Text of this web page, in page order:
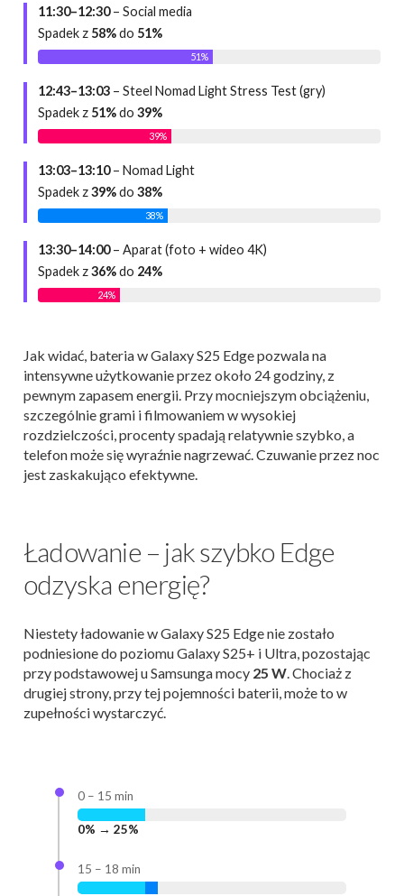
11:30–12:30– Social media
Spadek z 58%do 51%
51%
12:43–13:03 – Steel Nomad Light Stress Test (gry)
Spadek z 51%do 39%
39%
13:03–13:10– Nomad Light
Spadek z39%do 38%
38%
13:30–14:00– Aparat (foto + wideo 4K)
Spadek z36%do 24%
24%
Jak widać, bateria w Galaxy S25 Edge pozwala na
intensywne użytkowanie przez około 24 godziny, z
pewnym zapasem energii. Przy mocniejszym obciążeniu,
szczególnie grami i filmowaniem w wysokiej
rozdzielczości, procenty spadają relatywnie szybko, a
telefon może się wyraźnie nagrzewać. Czuwanie przez noc
jest zaskakująco efektywne.
Ładowanie – jak szybko Edge
odzyska energię?
Niestety ładowanie w Galaxy S25 Edge nie zostało
podniesione do poziomu Galaxy S25+ i Ultra, pozostając
przy podstawowej u Samsunga mocy 25 W. Chociaż z
drugiej strony, przy tej pojemności baterii, może to w
zupełności wystarczyć.
0 – 15 min
0% → 25%
15 – 18 min